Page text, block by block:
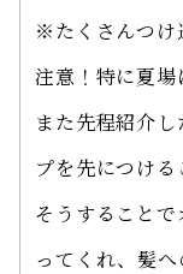
※たくさんつけ
注意！特に夏
また先程紹介
プを先につけ
そうすること
ってくれ、髪